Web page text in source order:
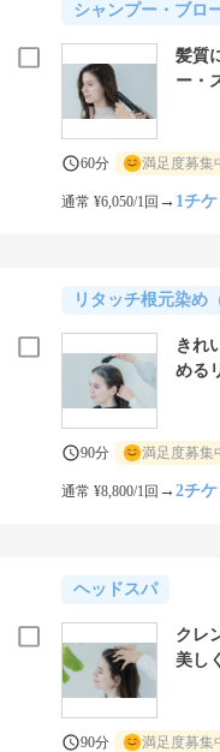
シャンプー・ブロ
髪質
ー・
60分 満足度募集
通常 ¥6,050/1回 → 1チ
リタッチ根元染め
きれ
める
90分 満足度募集
通常 ¥8,800/1回 →2チ
ヘッドスパ
クレ
美し
90分 満足度募集